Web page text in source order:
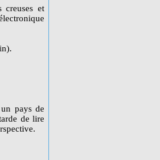
creuses et
pays de
de lire